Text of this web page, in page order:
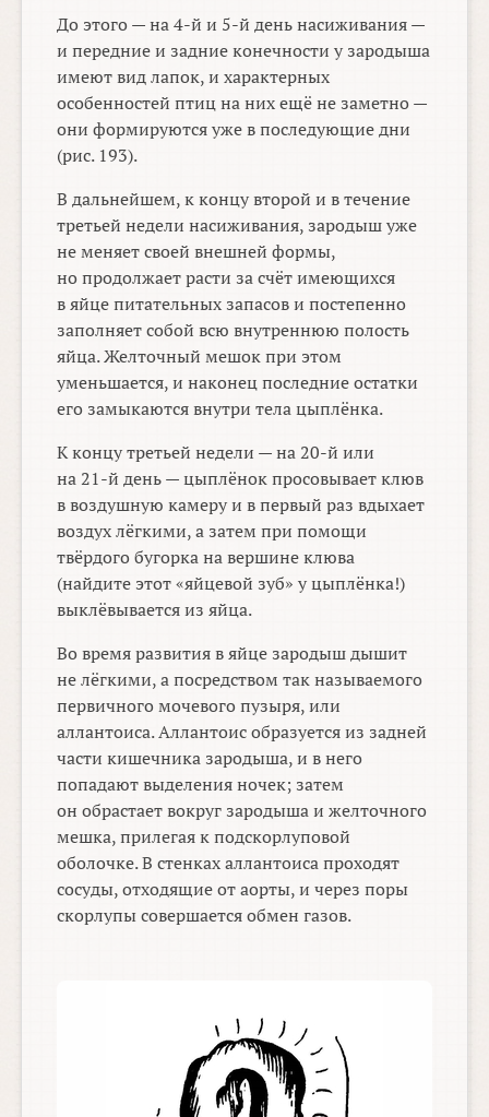
До этого — на4-й и 5-й день насиживания —
и передние и задние конечности у зародыша
имеют вид лапок, и характерных
особенностей птиц на них ещё не заметно —
они формируются уже в последующие дни
(рис. 193).
В дальнейшем, к концу второй и в течение
третьей недели насиживания, зародыш уже
не меняет своей внешней формы,
но продолжает расти за счёт имеющихся
в яйце питательных запасов и постепенно
заполняет собой всю внутреннюю полость
яйца. Желточный мешок при этом
уменьшается, и наконец последние остатки
его замыкаются внутри тела цыплёнка.
К концу третьей недели — на20-й или
на21-й день — цыплёнок просовывает клюв
в воздушную камеру и в первый раз вдыхает
воздух лёгкими, а затем при помощи
твёрдого бугорка на вершине клюва
(найдите этот «яйцевой зуб» у цыплёнка!)
выклёвывается из яйца.
Во время развития в яйце зародыш дышит
не лёгкими, а посредством так называемого
первичного мочевого пузыря, или
аллантоиса. Аллантоис образуется из задней
части кишечника зародыша, и в него
попадают выделения ночек; затем
он обрастает вокруг зародыша и желточного
мешка, прилегая к подскорлуповой
оболочке. В стенках аллантоиса проходят
сосуды, отходящие от аорты, и через поры
скорлупы совершается обмен газов.